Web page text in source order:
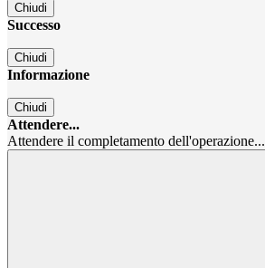
Chiudi
Successo
Chiudi
Informazione
Chiudi
Attendere...
Attendere il completamento dell'operazione...